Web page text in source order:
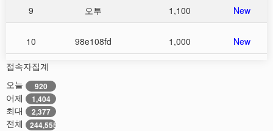
9 오투 1,100 New
10 98e108fd 1,000 New
접속자집계
오늘
920
어제 1,404
최대 2,377
전체 244,555